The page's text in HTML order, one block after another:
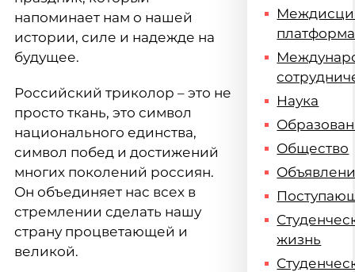
напоминает нам о нашей
истории, силе и надежде на
будущее.
Российский триколор – это не
просто ткань, это символ
национального единства,
символ побед и достижений
многих поколений россиян.
Он объединяет нас всех в
стремлении сделать нашу
страну процветающей и
великой.
платформа
Наука
Общество
жизнь